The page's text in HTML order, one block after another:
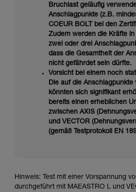
Bruchlast geläufig
Anschlagpunkte (z.B.
COEUR BOLT bei den
Zudem werden die Kräfte
zwei oder drei
dass die Gesamtheit der
nicht gefährdet sein dürfte.
Vorsicht bei einem noch
Die auf die
könnten sich signifikant
bereits einen erheblichen
zwischen AXIS
und VECTOR
(gemäß Testprotokoll EN
Hinweis: Test mit einer Vorspannung
durchgeführt mit MAEASTRO L und